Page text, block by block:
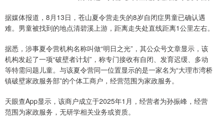
据媒体报道，8月13日，苍山夏令营走失的8岁自闭症男童已确认遇
难。男童被找到的地点清碧溪上游，距离走失处直线距离1公里左右。
据悉，涉事夏令营机构名称叫做“明日之光”，其公众号文章显示，该
机构发起了一项“破壁者计划”，称专门接收有自闭、发育迟缓、多动
等特需问题儿童。与该夏令营同一位置显示的是一家名为“大理市湾桥
镇破壁家政服务部”的个体工商户，经营范围为家政服务。
天眼查App显示，该商户成立于2025年1月，经营者为孙振峰，经营
范围为家政服务，无研学相关业务或资质。